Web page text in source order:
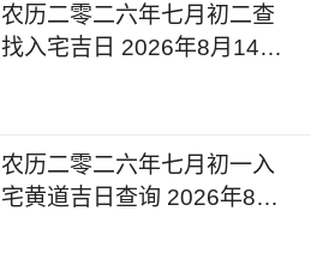
农历二零二六年七月初二查
找入宅吉日 2026年8月14日
农历二零二六年七月初一入
宅黄道吉日查询 2026年8月